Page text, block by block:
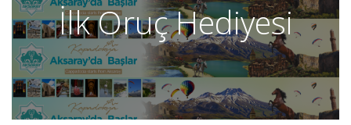
İlk Oruç Hediyesi